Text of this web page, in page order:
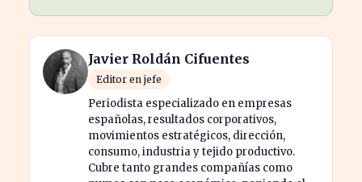
Javier Roldán Cifuentes
Editor en jefe
Periodista especializado en empresas
españolas, resultados corporativos,
movimientos estratégicos, dirección,
consumo, industria y tejido productivo.
Cubre tanto grandes compañías como